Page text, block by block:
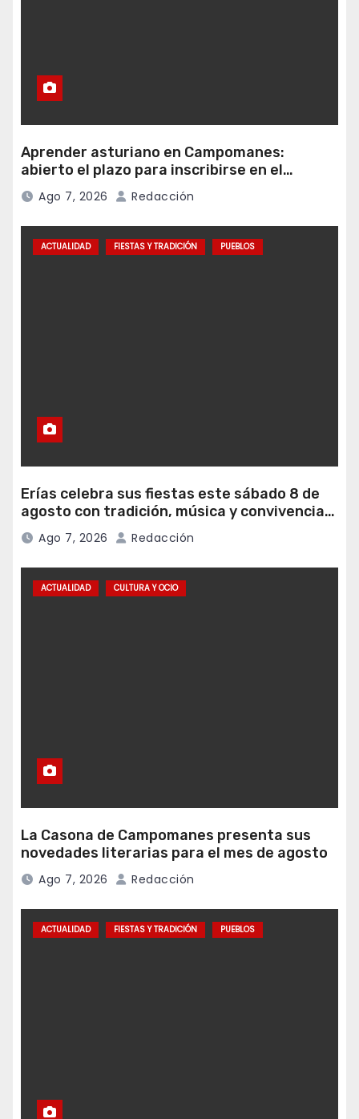
Aprender asturiano en Campomanes:
abierto el plazo para inscribirse en el
programa Falamos
Ago 7, 2026 Redacción
ACTUALIDAD FIESTAS Y TRADICIÓN PUEBLOS
Erías celebra sus fiestas este sábado 8 de
agosto con tradición, música y convivencia
vecinal
Ago 7, 2026 Redacción
ACTUALIDAD CULTURA Y OCIO
La Casona de Campomanes presenta sus
novedades literarias para el mes de agosto
Ago 7, 2026 Redacción
ACTUALIDAD FIESTAS Y TRADICIÓN PUEBLOS